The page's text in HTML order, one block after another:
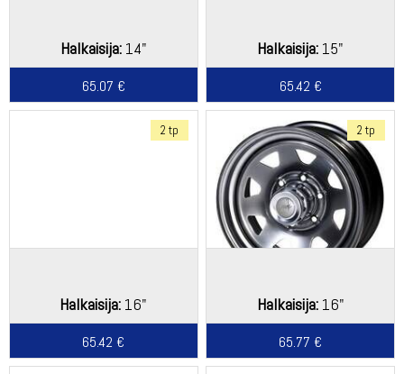
Halkaisija:14"
65.07 €
Halkaisija: 15"
65.42 €
2 tp
Halkaisija: 16"
65.42 €
2 tp
Halkaisija:16"
65.77 €